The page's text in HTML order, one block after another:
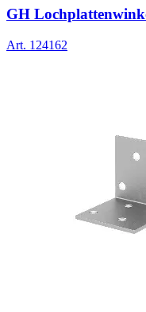
GH
Art. 124162